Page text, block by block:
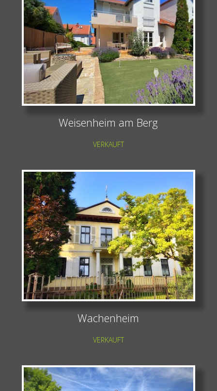
Weisenheim am Berg
VERKAUFT
Wachenheim
VERKAUFT